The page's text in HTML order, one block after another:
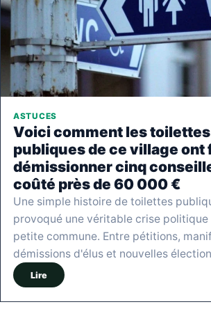
ASTUCES
Voici comment les toilettes
publiques de ce village ont
démissionner cinq
coûté près de 60 000 €
Une simple histoire de toilettes
provoqué une véritable crise politique
petite commune. Entre pétitions,
démissions d'élus et nouvelles
Lire